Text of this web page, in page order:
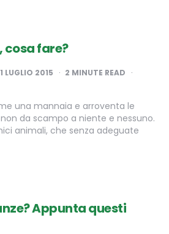
cosa fare?
LUGLIO 2015 2 MINUTE READ
una mannaia e arroventa le
da scampo a niente e nessuno.
animali, che senza adeguate
Appunta questi